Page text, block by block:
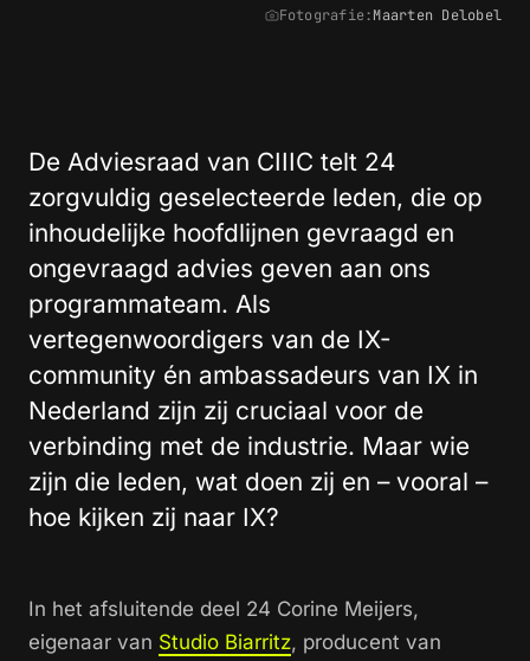
Fotografie:Maarten Delobel
De Adviesraad van CIIIC telt 24
zorgvuldig geselecteerde leden, die op
inhoudelijke hoofdlijnen gevraagd en
ongevraagd advies geven aan ons
programmateam. Als
vertegenwoordigers van de IX-
community én ambassadeurs van IX in
Nederland zijn zij cruciaal voor de
verbinding met de industrie. Maar wie
zijn die leden, wat doen zij en – vooral –
hoe kijken zij naar IX?
In het afsluitende deel 24 Corine Meijers,
eigenaar van Studio Biarritz, producent van